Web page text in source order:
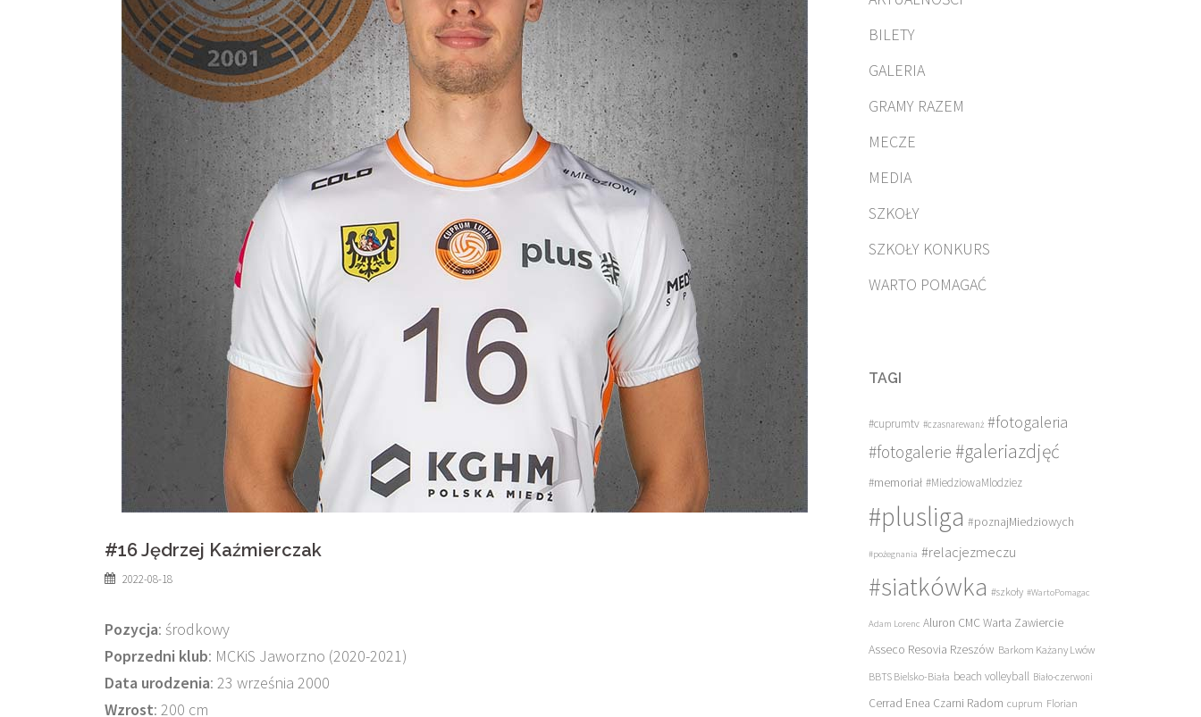
#16 Jędrzej Kaźmierczak
2022-08-18
Pozycja: środkowy
Poprzedni klub: MCKiS Jaworzno (2020-2021)
Data urodzenia: 23 września 2000
Wzrost: 200 cm
BILETY
GALERIA
GRAMY RAZEM
MECZE
MEDIA
SZKOŁY
SZKOŁY KONKURS
WARTO POMAGAĆ
TAGI
#cuprumtv #czasnarewanż #fotogaleria
#fotogalerie #galeriazdjęć
#memoriał #MiedziowaMlodziez
#plusliga #poznajMiedziowych
#pożegnania #relacjezmeczu
#siatkówka #szkoły #WartoPomagac
Adam Lorenc Aluron CMC Warta Zawiercie
Asseco Resovia Rzeszów Barkom Każany Lwów
BBTS Bielsko-Biała beach volleyball Biało-czerwoni
Cerrad Enea Czarni Radom cuprum Florian